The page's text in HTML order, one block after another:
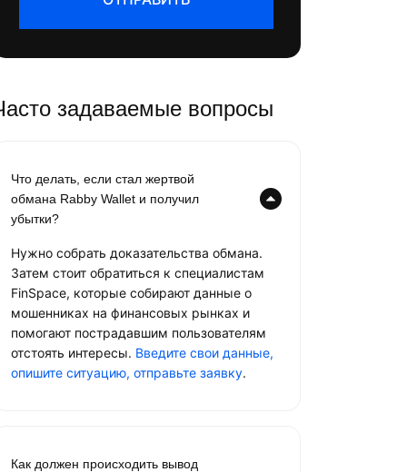
задаваемые вопросы
Что делать, если стал жертвой
обмана Rabby Wallet и получил
убытки?
Нужно собрать доказательства обмана.
Затем стоит обратиться к специалистам
FinSpace, которые собирают данные о
мошенниках на финансовых рынках и
помогают пострадавшим пользователям
отстоять интересы. Введите свои данные,
опишите ситуацию, отправьте заявку.
Как должен происходить вывод